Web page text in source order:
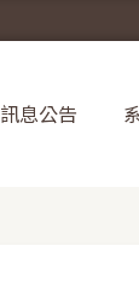
訊息公告